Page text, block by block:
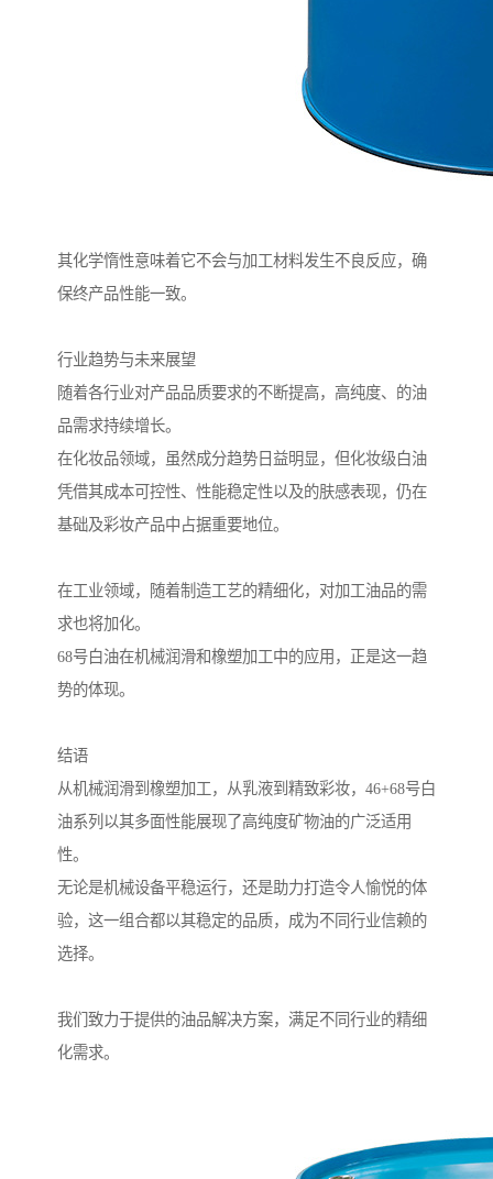
其化学惰性意味着它不会与加工材料发生不良反应，确
保终产品性能一致。
行业趋势与未来展望
随着各行业对产品品质要求的不断提高，高纯度、的油
品需求持续增长。
在化妆品领域，虽然成分趋势日益明显，但化妆级白油
凭借其成本可控性、性能稳定性以及的肤感表现，仍在
基础及彩妆产品中占据重要地位。
在工业领域，随着制造工艺的精细化，对加工油品的需
求也将加化。
68号白油在机械润滑和橡塑加工中的应用，正是这一趋
势的体现。
结语
从机械润滑到橡塑加工，从乳液到精致彩妆，46+68号白
油系列以其多面性能展现了高纯度矿物油的广泛适用
性。
无论是机械设备平稳运行，还是助力打造令人愉悦的体
验，这一组合都以其稳定的品质，成为不同行业信赖的
选择。
我们致力于提供的油品解决方案，满足不同行业的精细
化需求。